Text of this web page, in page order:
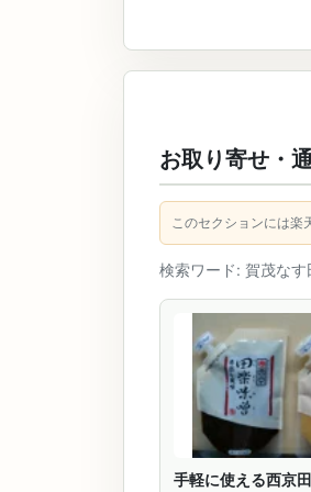
お取り寄せ・
このセクションには楽
検索ワード: 賀茂なす
手軽に使える西京